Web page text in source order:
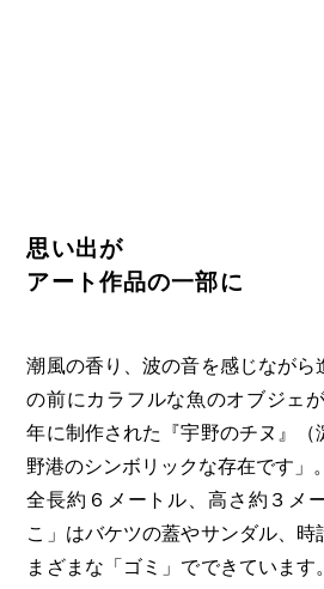
思い出が
アート作品の一部に
潮風の香り、波の音を感じながら
の前にカラフルな魚のオブジェ
年に制作された『宇野のチヌ』（
野港のシンボリックな存在です」。
全長約６メートル、高さ約３メ
こ」はバケツの蓋やサンダル、時
まざまな「ゴミ」でできています